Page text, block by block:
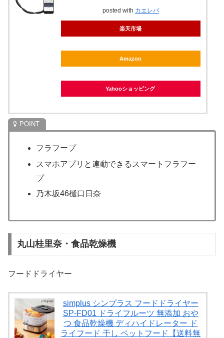
posted with カエレバ
楽天市場
Amazon
Yahooショッピング
フラフープ
スマホアプリと連動できるスマートフラフー
プ
乃木坂46樋口日奈
丸山桂里奈・食品乾燥機
フードドライヤー
simplus シンプラス フードドライヤー
SP-FD01 ドライフルーツ 無添加 おや
つ 食品乾燥機 ディハイドレーター ド
ライフード 干し ペットフード【送料無